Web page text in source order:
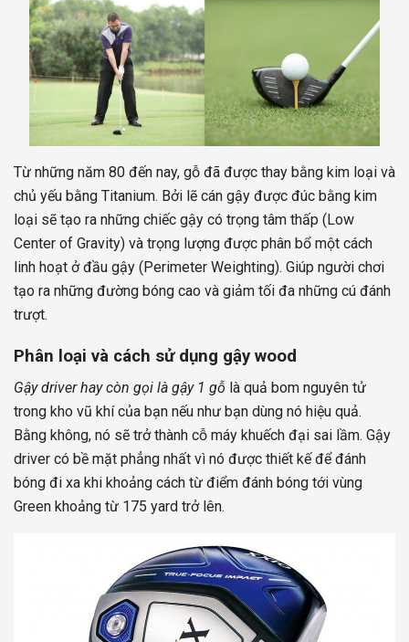
Từ những năm 80 đến nay, gỗ đã được thay bằng kim loại và
chủ yếu bằng Titanium. Bởi lẽ cán gậy được đúc bằng kim
loại sẽ tạo ra những chiếc gậy có trọng tâm thấp (Low
Center of Gravity) và trọng lượng được phân bổ một cách
linh hoạt ở đầu gậy (Perimeter Weighting). Giúp người chơi
tạo ra những đường bóng cao và giảm tối đa những cú đánh
trượt.
Phân loại và cách sử dụng gậy wood
Gậy driver hay còn gọi là gậy 1 gỗ là quả bom nguyên tử
trong kho vũ khí của bạn nếu như bạn dùng nó hiệu quả.
Bằng không, nó sẽ trở thành cỗ máy khuếch đại sai lầm. Gậy
driver có bề mặt phẳng nhất vì nó được thiết kế để đánh
bóng đi xa khi khoảng cách từ điểm đánh bóng tới vùng
Green khoảng từ 175 yard trở lên.